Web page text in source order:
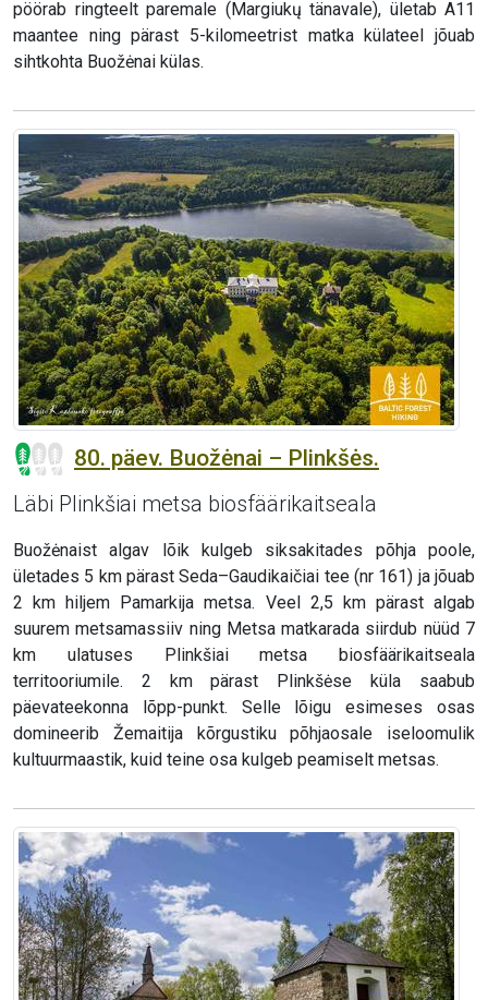
pöörab ringteelt paremale (Margiukų tänavale), ületab A11
maantee ning pärast 5-kilomeetrist matka külateel jõuab
sihtkohta Buožėnai külas.
80. päev. Buožėnai – Plinkšės.
Läbi Plinkšiai metsa biosfäärikaitseala
Buožėnaist algav lõik kulgeb siksakitades põhja poole,
ületades 5 km pärast Seda–Gaudikaičiai tee (nr 161) ja jõuab
2 km hiljem Pamarkija metsa. Veel 2,5 km pärast algab
suurem metsamassiiv ning Metsa matkarada siirdub nüüd 7
km ulatuses Plinkšiai metsa biosfäärikaitseala
territooriumile. 2 km pärast Plinkšėse küla saabub
päevateekonna lõpp-punkt. Selle lõigu esimeses osas
domineerib Žemaitija kõrgustiku põhjaosale iseloomulik
kultuurmaastik, kuid teine osa kulgeb peamiselt metsas.